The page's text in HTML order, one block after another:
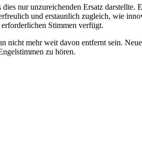
nur unzureichenden Ersatz darstellte.
und erstaunlich zugleich, wie
Stimmen verfügt.
nicht mehr weit davon entfernt sein.
zu hören.